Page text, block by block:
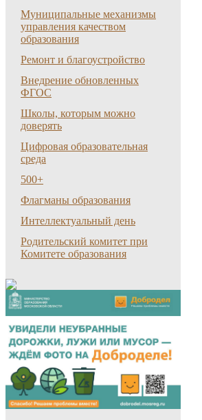
Муниципальные механизмы
управления качеством
образования
Ремонт и благоустройство
Внедрение обновленных
ФГОС
Школы, которым можно
доверять
Цифровая образовательная
среда
500+
Флагманы образования
Интеллектуальный день
Родительский комитет при
Комитете образования